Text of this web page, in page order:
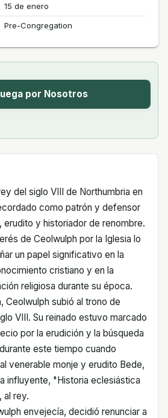
15 de enero
Pre-Congregation
por Nosotros
del siglo VIII de Northumbria en
como patrón y defensor
erudito y historiador de renombre.
de Ceolwulph por la Iglesia lo
un papel significativo en la
cristiano y en la
religiosa durante su época.
Ceolwulph subió al trono de
VIII. Su reinado estuvo marcado
por la erudición y la búsqueda
este tiempo cuando
venerable monje y erudito Bede,
influyente, "Historia eclesiástica
al rey.
envejecía, decidió renunciar a